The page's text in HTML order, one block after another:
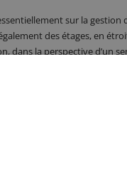
sur la gestion
des étages, en
dans la perspective d’un